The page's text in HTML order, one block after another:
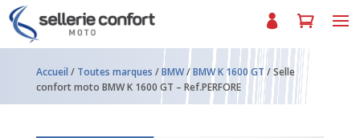
Accueil / Toutes marques /BMW/BMW K 1600 GT/ Selle
confort moto BMW K 1600 GT – Ref.PERFORE